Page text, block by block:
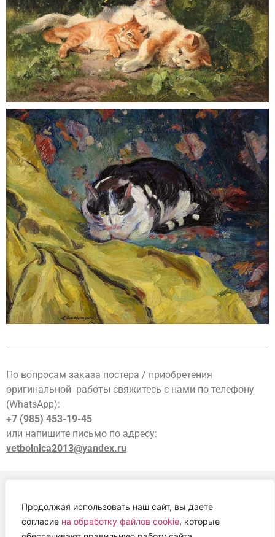
Продолжая использовать наш сайт, вы даете
согласие на обработку файлов cookie, которые
По вопросам заказа постера / приобретения
оригинальной работы свяжитесь с нами по телефону
(WhatsApp):
+7 (985) 453-19-45
или напишите письмо по адресу:
vetbolnica2013@yandex.ru
АВТОНОМНАЯ НЕКОММЕРЧЕСКАЯ ОРГАНИЗАЦИЯ
«ЦЕНТР ВЕТЕРИНАРНОЙ ТЕРАПИИ, ИММУНОЛОГИИ И